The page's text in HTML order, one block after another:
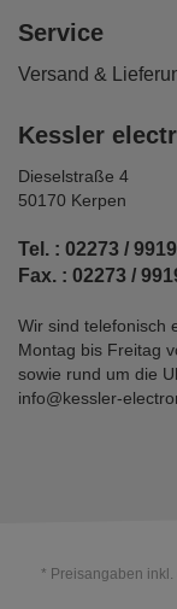
Service
Versand &
Kessler
Dieselstraße 4
50170 Kerpen
Tel. : 02273 /
Fax. : 02273 /
Wir sind telefonisch
Montag bis Freitag
sowie rund um die
info@kessler-
* Preisangaben inkl.